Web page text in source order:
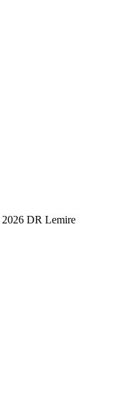
2026 DR Lemire